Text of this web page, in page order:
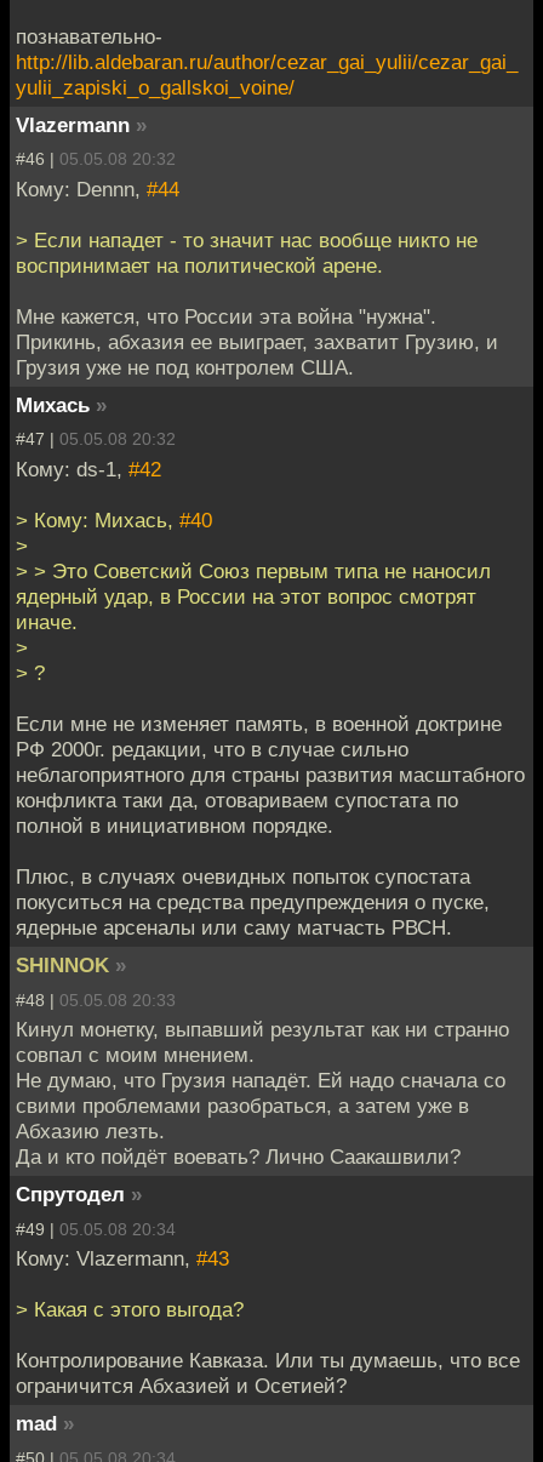
познавательно-
http://lib.aldebaran.ru/author/cezar_gai_yulii/cezar_gai_
yulii_zapiski_o_gallskoi_voine/
Vlazermann »
#46 | 05.05.08 20:32
Кому: Dennn, #44
> Если нападет - то значит нас вообще никто не
воспринимает на политической арене.
Мне кажется, что России эта война "нужна".
Прикинь, абхазия ее выиграет, захватит Грузию, и
Грузия уже не под контролем США.
Михась »
#47 | 05.05.08 20:32
Кому: ds-1, #42
> Кому: Михась, #40
>
> > Это Советский Союз первым типа не наносил
ядерный удар, в России на этот вопрос смотрят
иначе.
>
> ?
Если мне не изменяет память, в военной доктрине
РФ 2000г. редакции, что в случае сильно
неблагоприятного для страны развития масштабного
конфликта таки да, отовариваем супостата по
полной в инициативном порядке.
Плюс, в случаях очевидных попыток супостата
покуситься на средства предупреждения о пуске,
ядерные арсеналы или саму матчасть РВСН.
SHINNOK »
#48 | 05.05.08 20:33
Кинул монетку, выпавший результат как ни странно
совпал с моим мнением.
Не думаю, что Грузия нападёт. Ей надо сначала со
свими проблемами разобраться, а затем уже в
Абхазию лезть.
Да и кто пойдёт воевать? Лично Саакашвили?
Спрутодел »
#49 | 05.05.08 20:34
Кому: Vlazermann, #43
> Какая с этого выгода?
Контролирование Кавказа. Или ты думаешь, что все
ограничится Абхазией и Осетией?
mad »
#50 | 05.05.08 20:34